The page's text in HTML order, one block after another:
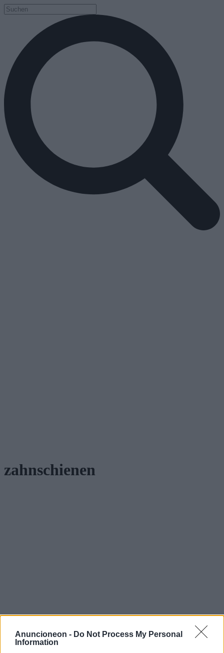
Anuncioneon - Do Not Process My Personal
Information
zahnschienen